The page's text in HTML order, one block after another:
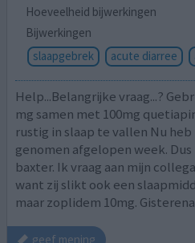
Hoeveelheid bijwerkingen
Bijwerkingen
slaapgebrek
acute diarree
Help...Belangrijke vraag...?
mg samen met 100mg
rustig in slaap te vallen Nu
genomen afgelopen week.
baxter. Ik vraag aan mijn
want zij slikt ook een
maar zoplidem 10mg.
geef mening